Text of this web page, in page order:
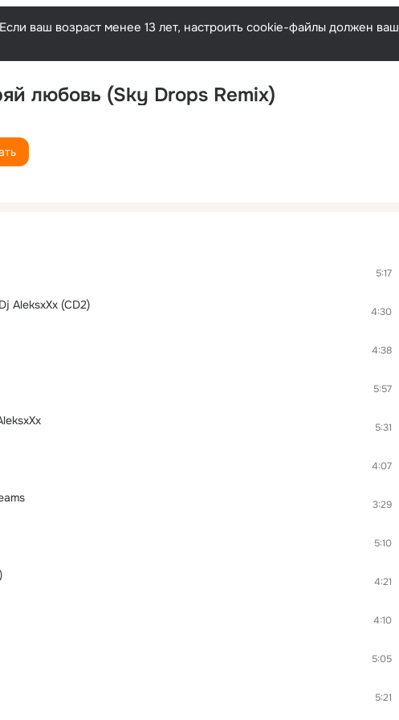
ваш возраст менее 13 лет, настроить cookie-файлы должен ваш
любовь (Sky Drops Remix)
5:17
AleksxXx (CD2) 4:30
4:38
5:57
5:31
4:07
3:29
5:10
4:21
4:10
5:05
5:21